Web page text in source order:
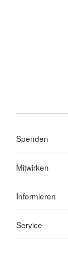
Spenden
Mitwirken
Informieren
Service